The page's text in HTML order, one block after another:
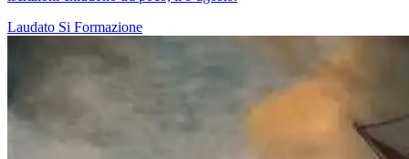
Laudato Si Formazione